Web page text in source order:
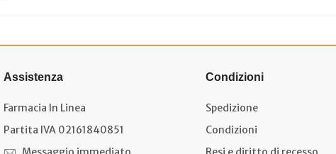
Assistenza
Farmacia In Linea
Partita IVA 02161840851
Condizioni
Spedizione
Condizioni